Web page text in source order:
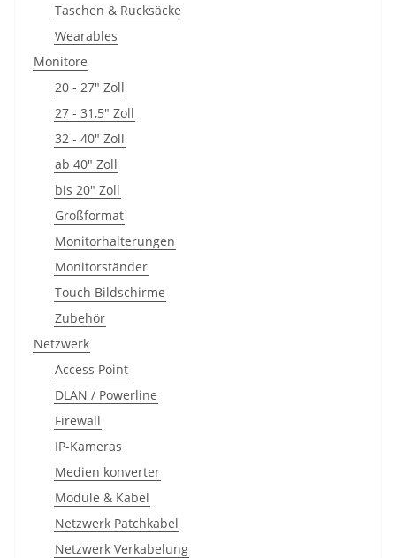
Taschen & Rucksäcke
Wearables
Monitore
20 - 27" Zoll
27 - 31,5" Zoll
32 - 40" Zoll
ab 40" Zoll
bis 20" Zoll
Großformat
Monitorhalterungen
Monitorständer
Touch Bildschirme
Zubehör
Netzwerk
Access Point
DLAN / Powerline
Firewall
IP-Kameras
Medien konverter
Module & Kabel
Netzwerk Patchkabel
Netzwerk Verkabelung